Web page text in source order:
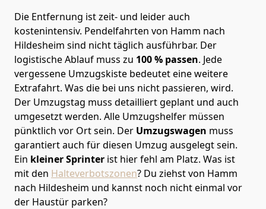
Die Entfernung ist zeit- und leider auch
kostenintensiv. Pendelfahrten von Hamm nach
Hildesheim sind nicht täglich ausführbar. Der
logistische Ablauf muss zu 100 % passen. Jede
vergessene Umzugskiste bedeutet eine weitere
Extrafahrt. Was die bei uns nicht passieren, wird.
Der Umzugstag muss detailliert geplant und auch
umgesetzt werden. Alle Umzugshelfer müssen
pünktlich vor Ort sein. Der Umzugswagen muss
garantiert auch für diesen Umzug ausgelegt sein.
Ein kleiner Sprinter ist hier fehl am Platz. Was ist
mit den Halteverbotszonen? Du ziehst von Hamm
nach Hildesheim und kannst noch nicht einmal vor
der Haustür parken?